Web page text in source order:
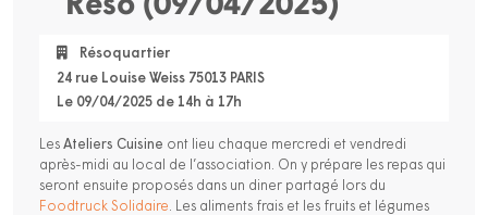
Résoquartier
24 rue Louise Weiss 75013 PARIS
Le 09/04/2025 de 14h à 17h
Les Ateliers Cuisine ont lieu chaque mercredi et vendredi
après-midi au local de l’association. On y prépare les repas qui
seront ensuite proposés dans un diner partagé lors du
Foodtruck Solidaire. Les aliments frais et les fruits et légumes